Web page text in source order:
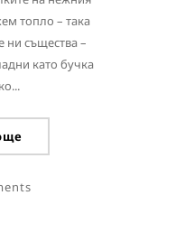
топло – така
ни същества –
като бучка